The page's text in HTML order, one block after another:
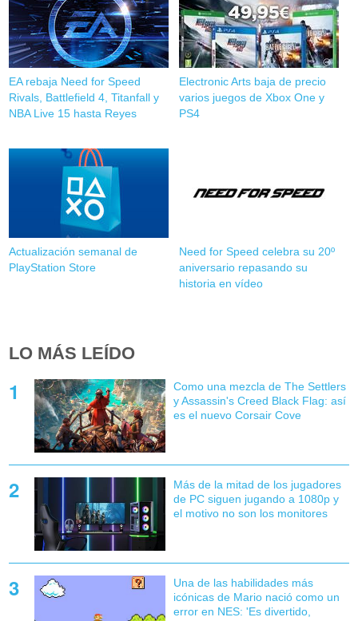
EA rebaja Need for Speed
Rivals, Battlefield 4, Titanfall y
NBA Live 15 hasta Reyes
Electronic Arts baja de precio
varios juegos de Xbox One y
PS4
Actualización semanal de
PlayStation Store
Need for Speed celebra su 20º
aniversario repasando su
historia en vídeo
LO MÁS LEÍDO
Como una mezcla de The Settlers
y Assassin's Creed Black Flag: así
es el nuevo Corsair Cove
Más de la mitad de los jugadores
de PC siguen jugando a 1080p y
el motivo no son los monitores
Una de las habilidades más
icónicas de Mario nació como un
error en NES: 'Es divertido,